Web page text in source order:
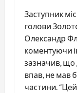
Заступник
голови
Олександр
коментуючи
зазначив, що
впав, не мав
частини.